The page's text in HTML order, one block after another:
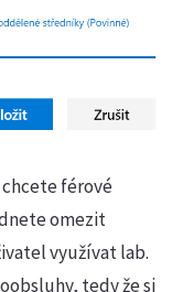
férové
omezit
využívat lab.
tedy že si